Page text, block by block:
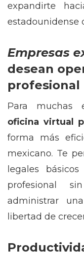
expandirte
estadounidense
Empresas
desean
profesional
Para muchas
oficina virtual
forma más
mexicano. Te
legales
profesional
administrar
libertad de